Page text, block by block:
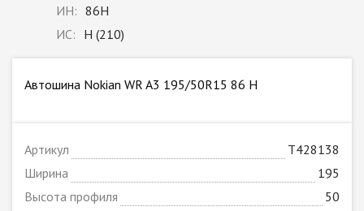
ИН: 86H
ИС: H (210)
Автошина Nokian WR A3 195/50R15 86 H
Артикул
T428138
Ширина
195
Высота профиля
50